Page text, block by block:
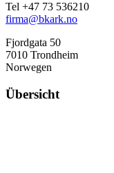
Tel +47 73 536210
firma@bkark.no
Fjordgata 50
7010 Trondheim
Norwegen
Übersicht